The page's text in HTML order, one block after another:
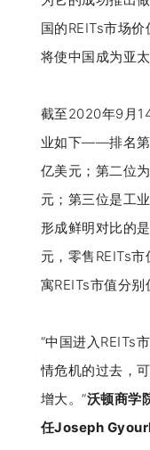
国的REITs市场
将使中国成为亚
截至2020年9月
业如下——排名第
亿美元；第二位
元；第三位是工
形成鲜明对比的
元，零售REITs
寓REITs市值分别
“中国进入REITs
情危机的过去，
增大。”沃顿商学
任Joseph